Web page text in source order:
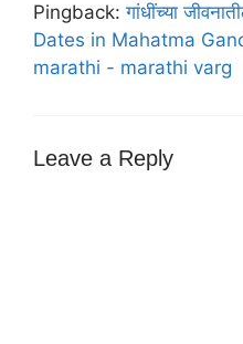
Pingback:गांधींच्या
Dates in Mahatma
marathi - marathi varg
Leave a Reply